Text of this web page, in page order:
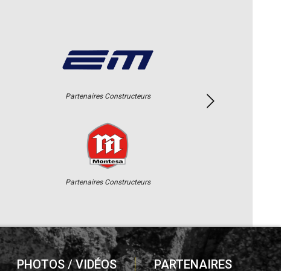
Partenaires Constructeurs
Partenaires Constructeurs
PHOTOS / VIDÉOS PARTENAIRES